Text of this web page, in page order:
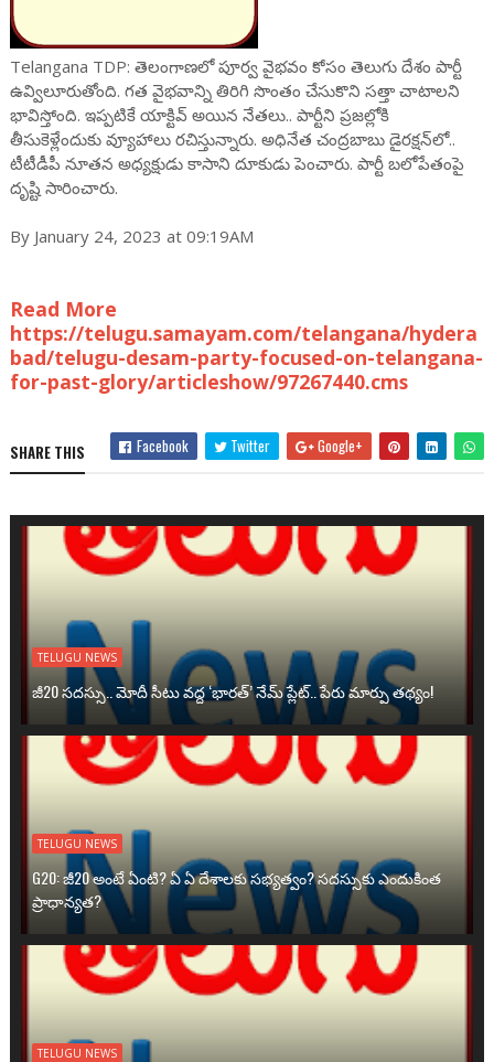
Telangana TDP: తెలంగాణలో పూర్వ వైభవం కోసం తెలుగు దేశం పార్టీ
ఉవ్విలూరుతోంది. గత వైభవాన్ని తిరిగి సొంతం చేసుకొని సత్తా చాటాలని
భావిస్తోంది. ఇప్పటికే యాక్టివ్ అయిన నేతలు.. పార్టీని ప్రజల్లోకి
తీసుకెళ్లేందుకు వ్యూహాలు రచిస్తున్నారు. అధినేత చంద్రబాబు డైరక్షన్‌లో..
టీటీడీపీ నూతన అధ్యక్షుడు కాసాని దూకుడు పెంచారు. పార్టీ బలోపేతంపై
దృష్టి సారించారు.
By January 24, 2023 at 09:19AM
Read More
https://telugu.samayam.com/telangana/hydera
bad/telugu-desam-party-focused-on-telangana-
for-past-glory/articleshow/97267440.cms
SHARE THIS Facebook Twitter Google+
TELUGU NEWS
జీ20 సదస్సు.. మోదీ సీటు వద్ద ‘భారత్’ నేమ్ ప్లేట్‌.. పేరు మార్పు తథ్యం!
TELUGU NEWS
G20: జీ20 అంటే ఏంటి? ఏ ఏ దేశాలకు సభ్యత్వం? సదస్సుకు ఎందుకింత
ప్రాధాన్యత?
TELUGU NEWS